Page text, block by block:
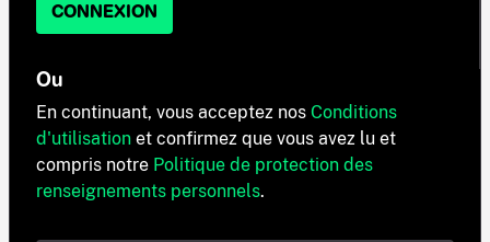
CONNEXION
Ou
En continuant, vous acceptez nos Conditions
d'utilisation et confirmez que vous avez lu et
compris notre Politique de protection des
renseignements personnels.